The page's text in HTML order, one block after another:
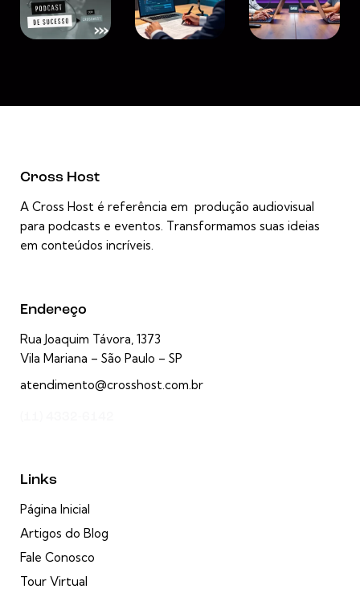
Cross Host
A Cross Host é referência em produção audiovisual
para podcasts e eventos. Transformamos suas ideias
em conteúdos incríveis.
Endereço
Rua Joaquim Távora, 1373
Vila Mariana – São Paulo – SP
atendimento@crosshost.com.br
Links
Página Inicial
Artigos do Blog
Fale Conosco
Tour Virtual